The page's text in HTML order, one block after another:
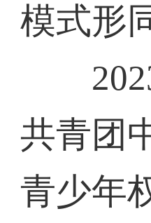
模式形
2023
共青团
青少年